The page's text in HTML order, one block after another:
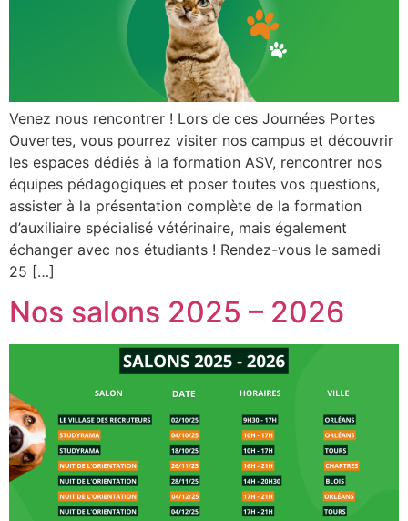
Venez nous rencontrer ! Lors de ces Journées Portes
Ouvertes, vous pourrez visiter nos campus et découvrir
les espaces dédiés à la formation ASV, rencontrer nos
équipes pédagogiques et poser toutes vos questions,
assister à la présentation complète de la formation
d’auxiliaire spécialisé vétérinaire, mais également
échanger avec nos étudiants ! Rendez-vous le samedi
25 […]
Nos salons 2025 – 2026